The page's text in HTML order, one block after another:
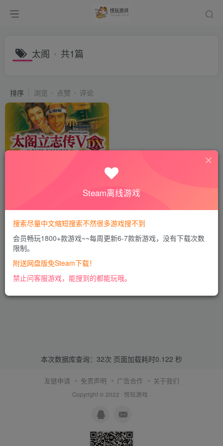
太阁 共1篇
排序 浏览 点赞 评论
本次数据库查询：32次 页面加载耗时0.122 秒
友链申请 免责声明 广告合作 关于我们
Copyright © 2022 · 悦玩游戏 ·
Steam离线游戏
搜索尽量中文缩短搜索不然很多游戏搜不到
会员畅玩1800+款游戏~~每周更新6-7款新游戏，没有下载次数
限制。
附送网盘版免Steam下载！
禁止问客服游戏，能搜到的都能玩哦。